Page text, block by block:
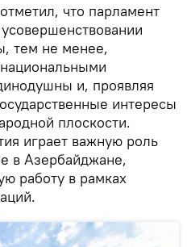
что парламент
тем не менее,
и, проявляя
интересы
плоскости.
играет важную роль
в Азербайджане,
работу в рамках